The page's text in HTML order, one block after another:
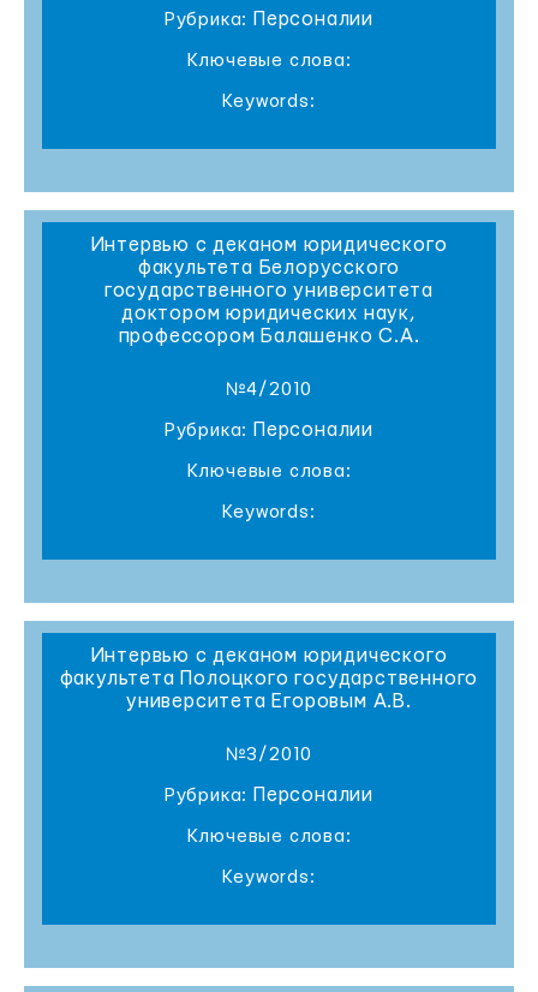
Рубрика: Персоналии
Ключевые слова:
Keywords:
Интервью с деканом юридического
факультета Белорусского
государственного университета
доктором юридических наук,
профессором Балашенко С.А.
№4/2010
Рубрика: Персоналии
Ключевые слова:
Keywords:
Интервью с деканом юридического
факультета Полоцкого государственного
университета Егоровым А.В.
№3/2010
Рубрика: Персоналии
Ключевые слова:
Keywords: